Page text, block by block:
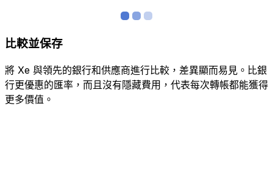
比較並保存
將 Xe 與領先的銀行和供應商進行比較，差異顯而易見。比銀
行更優惠的匯率，而且沒有隱藏費用，代表每次轉帳都能獲得
更多價值。